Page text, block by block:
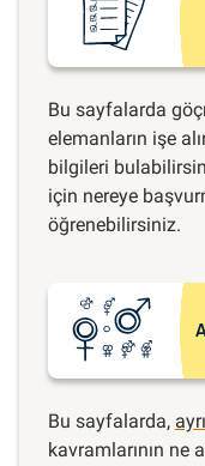
Bu sayfalarda
elemanların işe
bilgileri
için nereye
öğrenebilirsiniz.
Bu sayfalarda,
kavramlarının ne